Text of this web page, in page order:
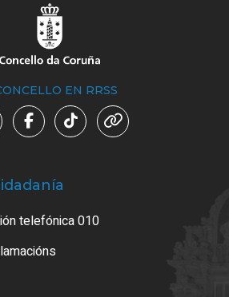
EN RRSS
telefónica 010